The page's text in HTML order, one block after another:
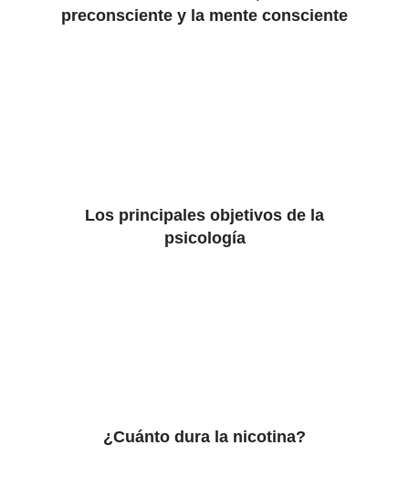
preconsciente y la mente consciente
Los principales objetivos de la
psicología
¿Cuánto dura la nicotina?